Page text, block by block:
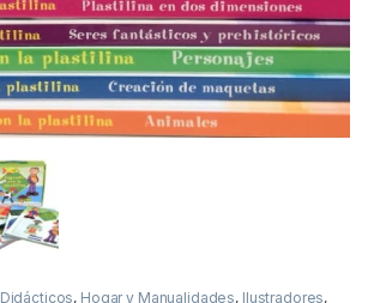
Didácticos, Hogar y Manualidades, Ilustradores,